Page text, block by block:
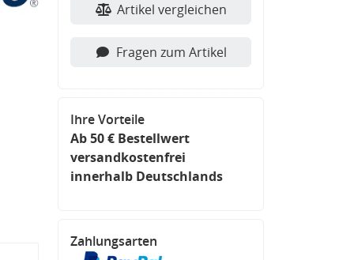
Artikel vergleichen
Fragen zum Artikel
Ihre Vorteile
Ab 50 € Bestellwert
versandkostenfrei
innerhalb Deutschlands
Zahlungsarten